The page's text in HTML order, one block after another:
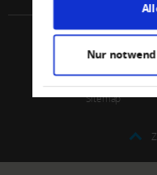
Nur
© 2026
Impressum
Sitemap